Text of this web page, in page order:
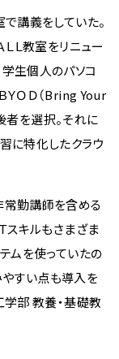
講義をしていた。
ＬＬ教室をリニュー
生個人のパソコ
ＹＯＤ（Bring Your
者を選択。それに
に特化したクラウ
勤講師を含める
スキルもさまざま
ムを使っていたの
やすい点も導入を
部 教養・基礎教